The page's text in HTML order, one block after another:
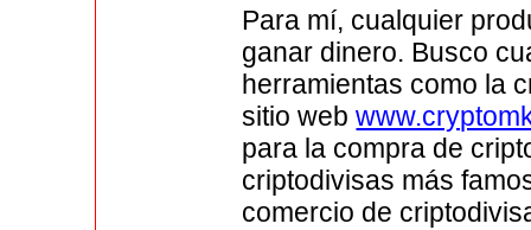
Para mí, cualquier
ganar dinero. Busco
herramientas como la
sitio web
para la compra de
criptodivisas más
comercio de